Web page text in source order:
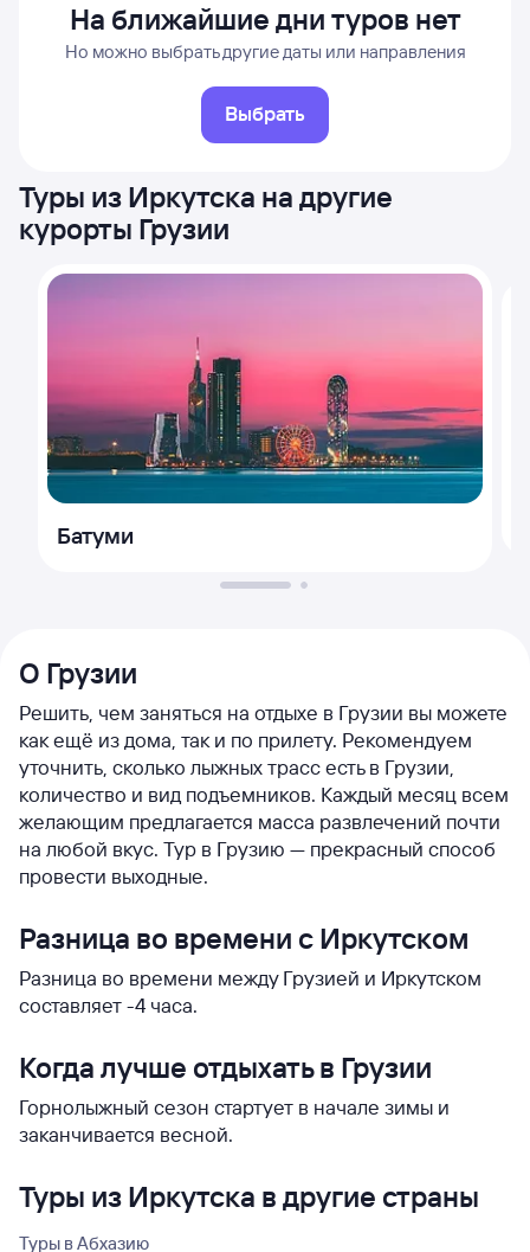
На ближайшие дни туров нет
Но можно выбрать другие даты или направления
Выбрать
Туры из Иркутска на другие
курорты Грузии
Батуми
О Грузии
Решить, чем заняться на отдыхе в Грузии вы можете
как ещё из дома, так и по прилету. Рекомендуем
уточнить, сколько лыжных трасс есть в Грузии,
количество и вид подъемников. Каждый месяц всем
желающим предлагается масса развлечений почти
на любой вкус. Тур в Грузию — прекрасный способ
провести выходные.
Разница во времени с Иркутском
Разница во времени между Грузией и Иркутском
составляет -4 часа.
Когда лучше отдыхать в Грузии
Горнолыжный сезон стартует в начале зимы и
заканчивается весной.
Туры из Иркутска в другие страны
Туры в Абхазию